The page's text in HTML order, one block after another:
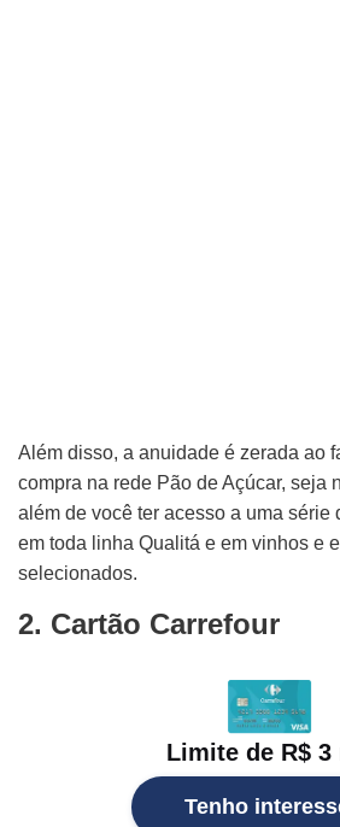
Além disso, a anuidade é zerada ao
compra na rede Pão de Açúcar, seja
além de você ter acesso a uma série
em toda linha Qualitá e em vinhos e
selecionados.
2. Cartão Carrefour
Limite de R$ 3
Tenho